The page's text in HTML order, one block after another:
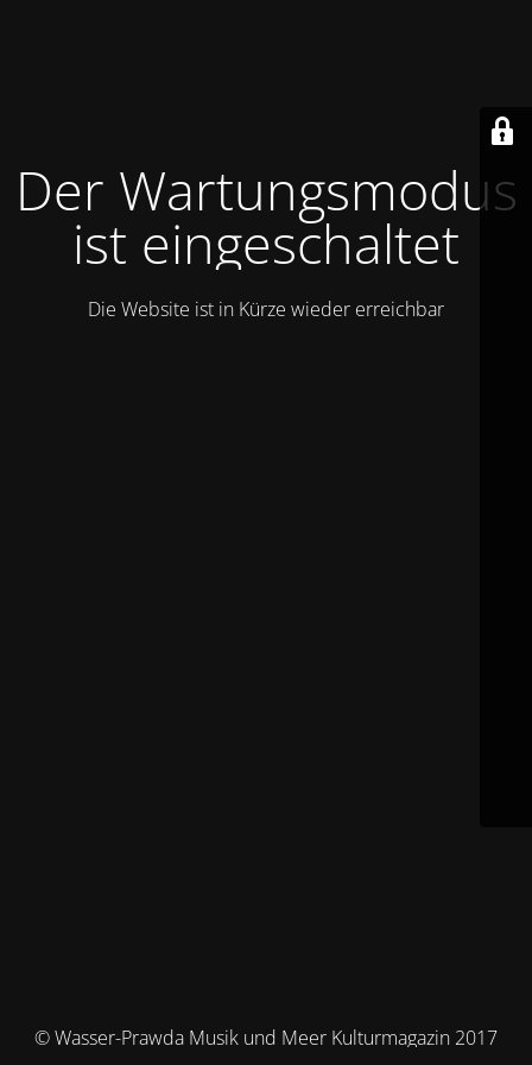
Der Wartungsmodus
ist eingeschaltet
Die Website ist in Kürze wieder erreichbar
© Wasser-Prawda Musik und Meer Kulturmagazin 2017